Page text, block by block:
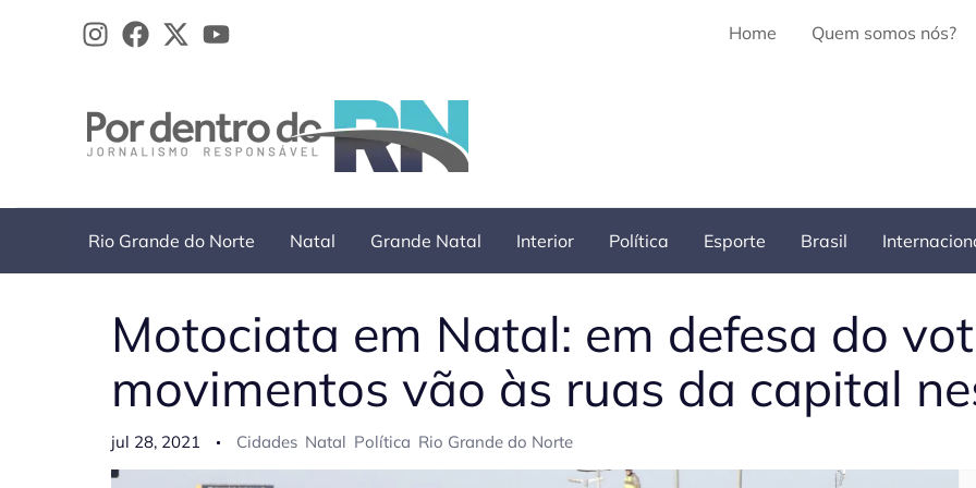
Home Quem somos nós?
Rio Grande do Norte Natal Grande Natal Interior Política Esporte Brasil
Motociata em Natal: em defesa do
movimentos vão às ruas da capital
jul 28, 2021 Cidades Natal Política Rio Grande do Norte